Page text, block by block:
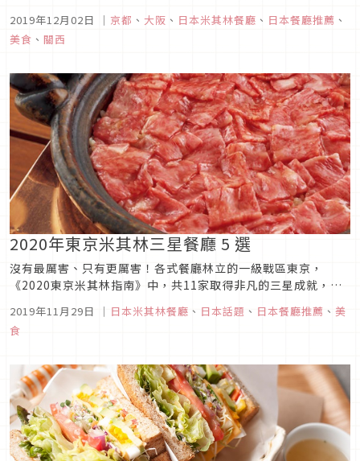
及「太庵」2家日式料理累計連續10次得此殊榮！相較於東京地
區，京都・大阪地區的三星餐廳幾乎全屬日式料理，以法式創作
2019年12月02日 ｜ 京都 、 大阪 、 日本米其林餐廳 、 日本餐廳推薦 、
美食 、 關西
2020年東京米其林三星餐廳 5 選
沒有最厲害、只有更厲害！各式餐廳林立的一級戰區東京，
《2020東京米其林指南》中，共11家取得非凡的三星成就，不
由去年的二星躍升，在台灣品嚐得到的「喬爾侯布雄」和「龍
吟」則穩定在榜，雖然「數寄屋橋次郎」和「鮨 齋藤」因種種原
2019年11月29日 ｜ 日本米其林餐廳 、 日本話題 、 日本餐廳推薦 、 美
食